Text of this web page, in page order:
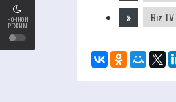
НОЧНОЙ
РЕЖИМ
Biz TV